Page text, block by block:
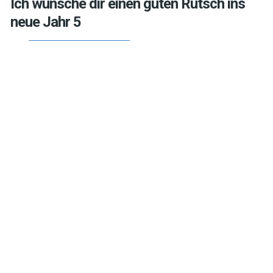
Ich wünsche dir einen guten Rutsch ins
neue Jahr 5